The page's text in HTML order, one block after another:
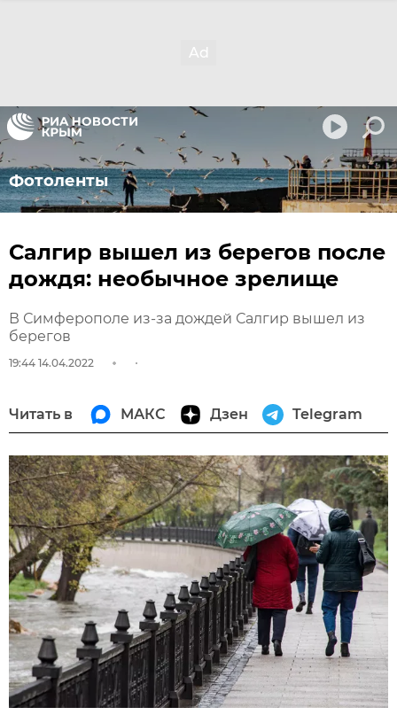
Фотоленты
Салгир вышел из берегов после
дождя: необычное зрелище
В Симферополе из-за дождей Салгир вышел из
берегов
19:44 14.04.2022
Читать в МАКС Дзен Telegram